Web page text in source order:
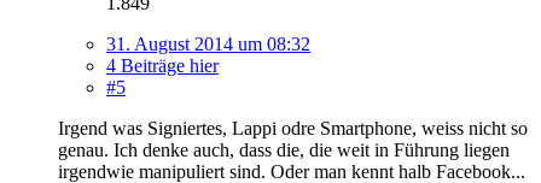
31. August 2014 um 08:32
4 Beiträge hier
#5
Irgend was Signiertes, Lappi odre Smartphone, weiss nicht so
genau. Ich denke auch, dass die, die weit in Führung liegen
irgendwie manipuliert sind. Oder man kennt halb Facebook...